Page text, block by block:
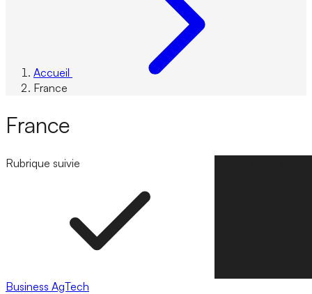
Accueil
France
France
Rubrique suivie
Business AgTech